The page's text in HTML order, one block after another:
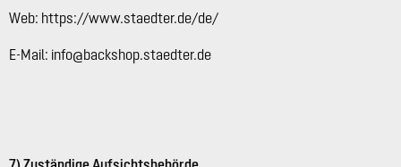
Web: https://www.staedter.de/de/
E-Mail: info@backshop.staedter.de